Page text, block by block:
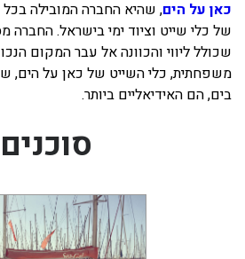
כאן על הים, שהיא החברה המובילה
של כלי שייט וציוד ימי בישראל.
שכולל ליווי והכוונה אל עבר המקום
משפחתית, כלי השייט של כאן על הים,
בים, הם האידיאליים ביותר.
סוכנים